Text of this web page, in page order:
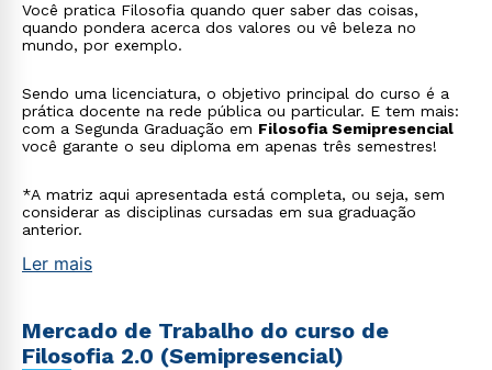
Você pratica Filosofia quando quer saber das coisas,
quando pondera acerca dos valores ou vê beleza no
mundo, por exemplo.
Sendo uma licenciatura, o objetivo principal do curso é a
prática docente na rede pública ou particular. E tem mais:
com a Segunda Graduação em Filosofia Semipresencial
você garante o seu diploma em apenas três semestres!
*A matriz aqui apresentada está completa, ou seja, sem
considerar as disciplinas cursadas em sua graduação
anterior.
Ler mais
Mercado de Trabalho do curso de
Filosofia 2.0 (Semipresencial)